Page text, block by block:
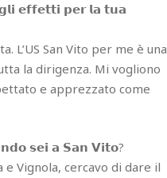
𝗲𝗳𝗳𝗲𝘁𝘁𝗶 𝗽𝗲𝗿 𝗹𝗮 𝘁𝘂𝗮
L’US San Vito per me è una
la dirigenza. Mi vogliono
e apprezzato come
𝘀𝗲𝗶 𝗮 𝗦𝗮𝗻 𝗩𝗶𝘁𝗼?
Vignola, cercavo di dare il